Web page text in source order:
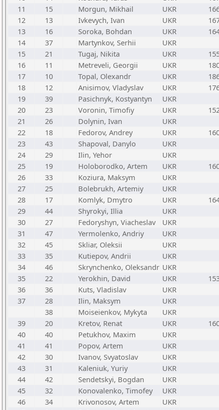
11
15 Morgun, Mikhail UKR
12
13 Ivkevych, Ivan UKR
13
16 Soroka, Bohdan UKR
14
37 Martynkov, Serhii
UKR
15
21 Tugaj, Nikita UKR
16
11 Metreveli, Georgii UKR
17
10 Topal, Olexandr UKR
18
12 Anisimov, Vladyslav UKR
19
39 Pasichnyk, Kostyantyn
UKR
20
23 Voronin, Timofiy UKR
21
26 Dolynin, Ivan
UKR
22
18 Fedorov, Andrey UKR
23
43 Shapoval, Danylo
UKR
24
29 Ilin, Yehor
UKR
25
19 Holoborodko, Artem UKR
26
33 Koziura, Maksym
UKR
27
25 Bolebrukh, Artemiy
UKR
28
17 Komlyk, Dmytro UKR
29
44 Shyrokyi, Illia
UKR
30
27 Fedoryshyn, Viacheslav
UKR
31
47 Yermolenko, Andriy
UKR
32
45 Skliar, Oleksii
UKR
33
35 Kutiepov, Andrii
UKR
34
46 Skrynchenko, Oleksandr UKR
35
22 Yerokhin, David UKR
36
36 Kuts, Vladislav
UKR
37
28 Ilin, Maksym
UKR
38
Moiseienkov, Mykyta
UKR
39
20 Kretov, Renat UKR
40
40 Petukhov, Maxim
UKR
41
41 Popov, Artem
UKR
42
30 Ivanov, Svyatoslav
UKR
43
31 Kaleniuk, Yuriy
UKR
44
42 Sendetskyi, Bogdan
UKR
45
32 Konovalenko, Timofey
UKR
46
34 Krivonosov, Artem
UKR